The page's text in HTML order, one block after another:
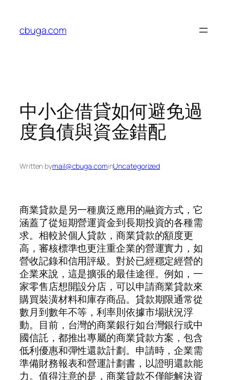
content
cbuga.com
中小企借貸如何避免過
度負債與資金錯配
Written bymail@cbuga.cominUncategorized
商業貸款是另一種廣泛應用的融資方式，它
涵蓋了從短期營運資金到長期投資的各種需
求。相較於個人貸款，商業貸款的額度更
高，審核標準也更注重企業的營運實力，如
營收記錄和信用評級。對於已經穩定經營的
企業來說，這是擴張的最佳途徑。例如，一
家零售店想開設分店，可以申請商業貸款來
購買裝潢材料和庫存商品。貸款期限通常從
數月到數年不等，利率則依據市場狀況浮
動。目前，台灣的商業銀行如台灣銀行或中
國信託，都推出專屬的商業貸款方案，包含
低利優惠和彈性還款計劃。申請時，企業需
準備財務報表和營運計劃書，以證明還款能
力。值得注意的是，商業貸款不僅能解決資